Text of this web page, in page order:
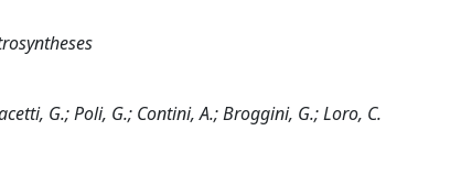
G.; Poli, G.; Contini, A.; Broggini, G.; Loro, C.